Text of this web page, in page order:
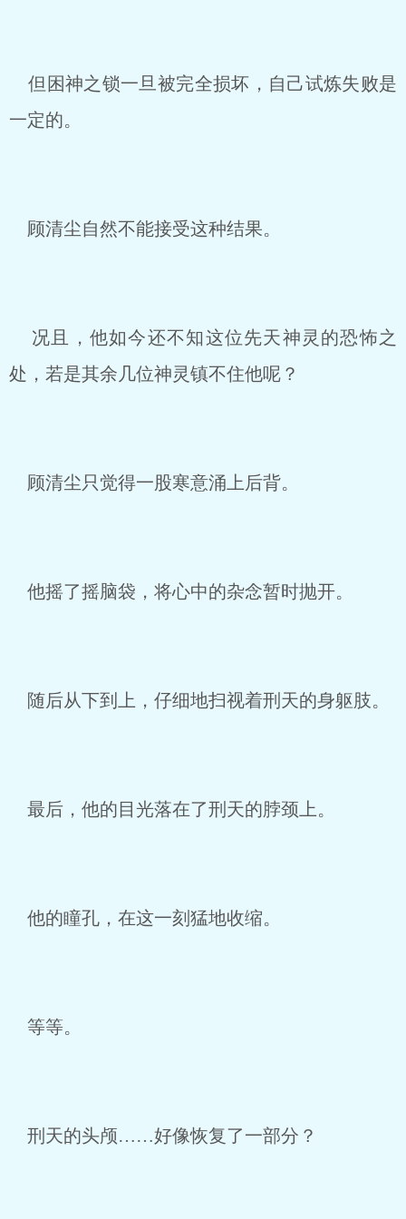
但困神之锁一旦被完全损坏，自己试炼失败是
一定的。
顾清尘自然不能接受这种结果。
况且，他如今还不知这位先天神灵的恐怖之
处，若是其余几位神灵镇不住他呢？
顾清尘只觉得一股寒意涌上后背。
他摇了摇脑袋，将心中的杂念暂时抛开。
随后从下到上，仔细地扫视着刑天的身躯肢。
最后，他的目光落在了刑天的脖颈上。
他的瞳孔，在这一刻猛地收缩。
等等。
刑天的头颅……好像恢复了一部分？